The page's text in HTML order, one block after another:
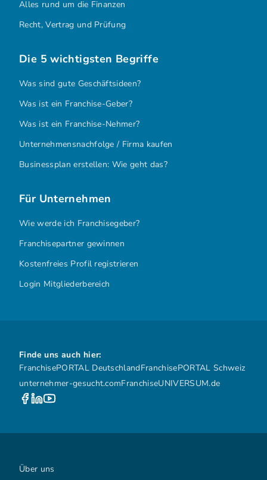
Alles rund um die Finanzen
Recht, Vertrag und Prüfung
Die 5 wichtigsten Begriffe
Was sind gute Geschäftsideen?
Was ist ein Franchise-Geber?
Was ist ein Franchise-Nehmer?
Unternehmensnachfolge / Firma kaufen
Businessplan erstellen: Wie geht das?
Für Unternehmen
Wie werde ich Franchisegeber?
Franchisepartner gewinnen
Kostenfreies Profil registrieren
Login Mitgliederbereich
Finde uns auch hier:
FranchisePORTAL DeutschlandFranchisePORTAL Schweiz
unternehmer-gesucht.comFranchiseUNIVERSUM.de
Über uns